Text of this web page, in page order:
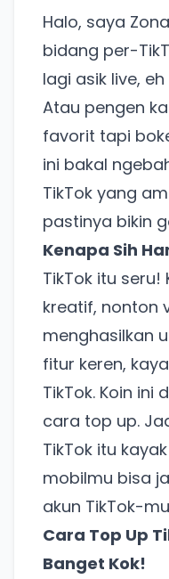
Halo, saya
bidang per-
lagi asik live,
Atau pengen
favorit tapi
ini bakal
TikTok yang
pastinya bikin
Kenapa Sih
TikTok itu seru!
kreatif, nonton
menghasilkan
fitur keren,
TikTok. Koin ini
cara top up.
TikTok itu
mobilmu bisa
akun TikTok-
Cara Top Up
Banget Kok!